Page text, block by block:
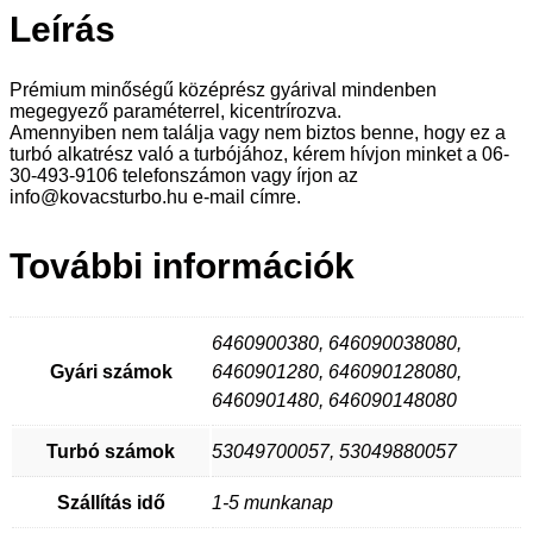
3
mennyiség
Leírás
Prémium minőségű középrész gyárival mindenben
megegyező paraméterrel, kicentrírozva.
Amennyiben nem találja vagy nem biztos benne, hogy ez a
turbó alkatrész való a turbójához, kérem hívjon minket a 06-
30-493-9106 telefonszámon vagy írjon az
info@kovacsturbo.hu e-mail címre.
További információk
Gyári számok
6460900380, 646090038080,
6460901280, 646090128080,
6460901480, 646090148080
Turbó számok 53049700057, 53049880057
Szállítás idő 1-5 munkanap